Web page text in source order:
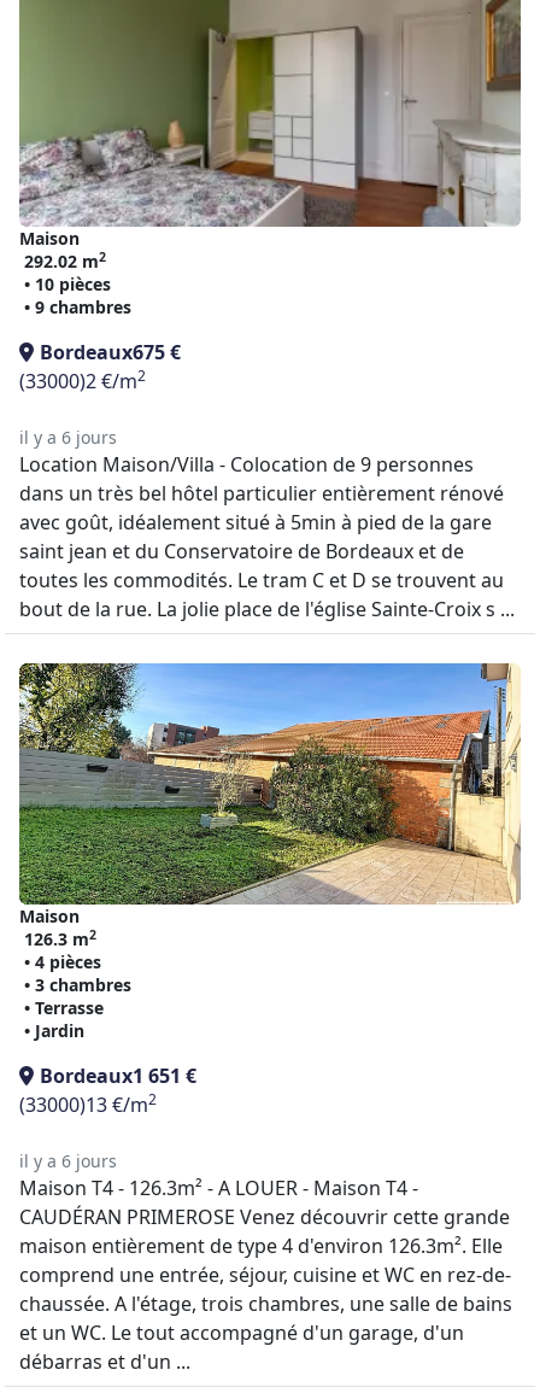
Maison
292.02 m2
• 10 pièces
• 9 chambres
Bordeaux675 €
(33000)2 €/m2
il y a 6 jours
Location Maison/Villa - Colocation de 9 personnes
dans un très bel hôtel particulier entièrement rénové
avec goût, idéalement situé à 5min à pied de la gare
saint jean et du Conservatoire de Bordeaux et de
toutes les commodités. Le tram C et D se trouvent au
bout de la rue. La jolie place de l'église Sainte-Croix s ...
Maison
126.3 m2
• 4 pièces
• 3 chambres
• Terrasse
• Jardin
Bordeaux1 651 €
(33000)13 €/m2
il y a 6 jours
Maison T4 - 126.3m² - A LOUER - Maison T4 -
CAUDÉRAN PRIMEROSE Venez découvrir cette grande
maison entièrement de type 4 d'environ 126.3m². Elle
comprend une entrée, séjour, cuisine et WC en rez-de-
chaussée. A l'étage, trois chambres, une salle de bains
et un WC. Le tout accompagné d'un garage, d'un
débarras et d'un ...